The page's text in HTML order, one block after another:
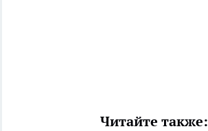
Читайте также: